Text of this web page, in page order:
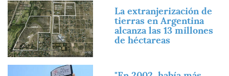
Imagen
La extranjerización de
tierras en Argentina
alcanza las 13 millones
de héctareas